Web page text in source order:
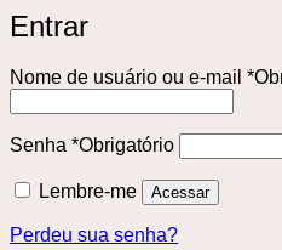
Entrar
Nome de usuário ou e-mail *
Senha *Obrigatório
Lembre-me Acessar
Perdeu sua senha?